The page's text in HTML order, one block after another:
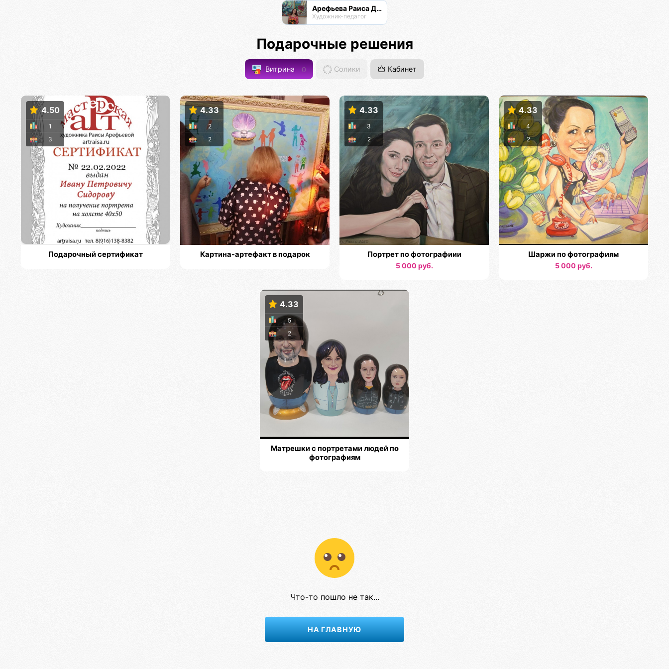
Арефьева Раиса Дмитриевна
Художник-педагог
Подарочные решения
Витрина 0 Солики Кабинет
4.50
3
1
Подарочный сертификат
4.33
2
2
Картина-артефакт в подарок
4.33
2
3
Портрет по фотографиии
5 000 руб.
4.33
2
4
Шаржи по фотографиям
5 000 руб.
4.33
2
5
Матрешки с портретами людей по
фотографиям
Что-то пошло не так...
НА ГЛАВНУЮ